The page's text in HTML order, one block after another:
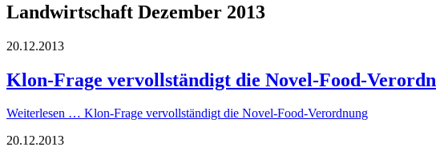
Landwirtschaft Dezember 2013
20.12.2013
Klon-Frage vervollständigt die Novel-Food-
Weiterlesen … Klon-Frage vervollständigt die Novel-Food-Verordnung
20.12.2013